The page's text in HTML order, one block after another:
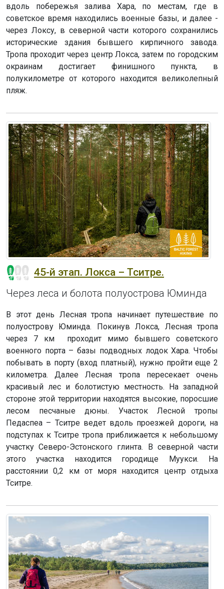
вдоль побережья залива Хара, по местам, где в
советское время находились военные базы, и далее -
через Локсу, в северной части которого сохранились
исторические здания бывшего кирпичного завода.
Тропа проходит через центр Локса, затем по городским
окраинам достигает финишного пункта, в
полукилометре от которого находится великолепный
пляж.
45-й этап. Локса – Тситре.
Через леса и болота полуострова Юминда
В этот день Лесная тропа начинает путешествие по
полуострову Юминда. Покинув Локса, Лесная тропа
через 7 км проходит мимо бывшего советского
военного порта – базы подводных лодок Хара. Чтобы
побывать в порту (вход платный), нужно пройти еще 2
километра. Далее Лесная тропа пересекает очень
красивый лес и болотистую местность. На западной
стороне этой территории находятся высокие, поросшие
лесом песчаные дюны. Участок Лесной тропы
Педаспеа – Тситре ведет вдоль проезжей дороги, на
подступах к Тситре тропа приближается к небольшому
участку Северо-Эстонского глинта. В северной части
этого участка находится городище Муукси. На
расстоянии 0,2 км от моря находится центр отдыха
Тситре.